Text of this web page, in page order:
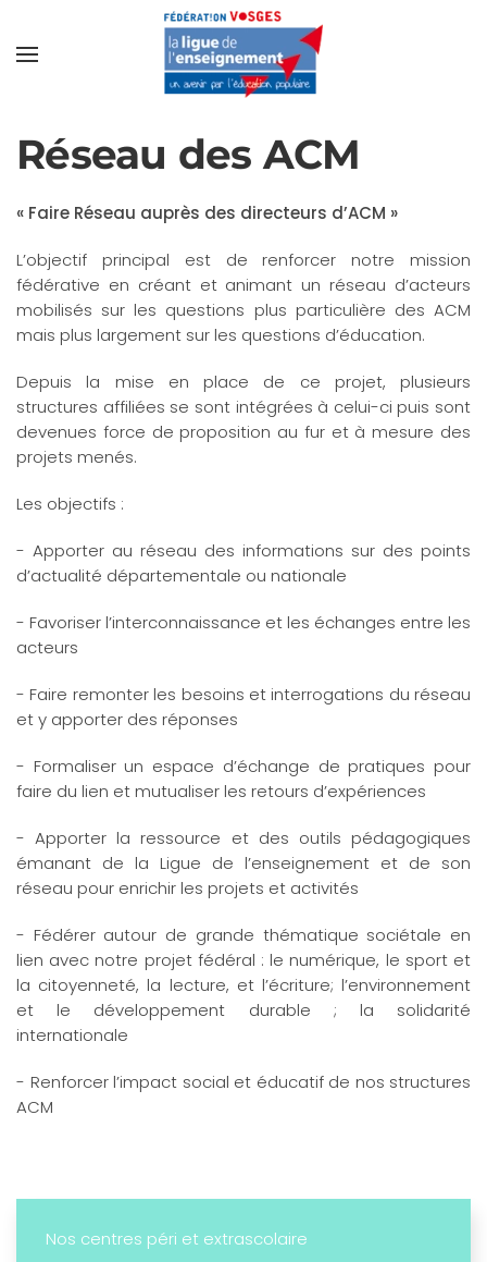
Réseau des ACM
« Faire Réseau auprès des directeurs d’ACM »
L’objectif principal est de renforcer notre mission
fédérative en créant et animant un réseau d’acteurs
mobilisés sur les questions plus particulière des ACM
mais plus largement sur les questions d’éducation.
Depuis la mise en place de ce projet, plusieurs
structures affiliées se sont intégrées à celui-ci puis sont
devenues force de proposition au fur et à mesure des
projets menés.
Les objectifs :
- Apporter au réseau des informations sur des points
d’actualité départementale ou nationale
- Favoriser l’interconnaissance et les échanges entre les
acteurs
- Faire remonter les besoins et interrogations du réseau
et y apporter des réponses
- Formaliser un espace d’échange de pratiques pour
faire du lien et mutualiser les retours d’expériences
- Apporter la ressource et des outils pédagogiques
émanant de la Ligue de l’enseignement et de son
réseau pour enrichir les projets et activités
- Fédérer autour de grande thématique sociétale en
lien avec notre projet fédéral : le numérique, le sport et
la citoyenneté, la lecture, et l’écriture; l’environnement
et le développement durable ; la solidarité
internationale
- Renforcer l’impact social et éducatif de nos structures
ACM
Nos centres péri et extrascolaire